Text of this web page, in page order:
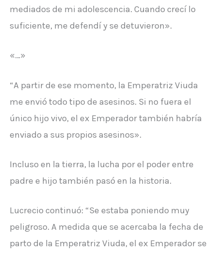
mediados de mi adolescencia. Cuando crecí lo
suficiente, me defendí y se detuvieron».
«…»
“A partir de ese momento, la Emperatriz Viuda
me envió todo tipo de asesinos. Si no fuera el
único hijo vivo, el ex Emperador también habría
enviado a sus propios asesinos».
Incluso en la tierra, la lucha por el poder entre
padre e hijo también pasó en la historia.
Lucrecio continuó: “Se estaba poniendo muy
peligroso. A medida que se acercaba la fecha de
parto de la Emperatriz Viuda, el ex Emperador se